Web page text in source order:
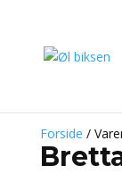
Forside /